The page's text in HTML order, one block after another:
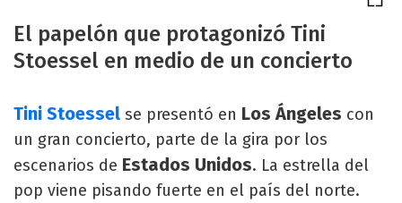
El papelón que protagonizó Tini
Stoessel en medio de un concierto
Tini Stoessel se presentó en Los Ángeles con
un gran concierto, parte de la gira por los
escenarios de Estados Unidos. La estrella del
pop viene pisando fuerte en el país del norte.